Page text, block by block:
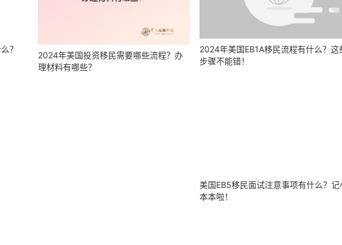
？
2024年美国投资移民需要哪些流程？办
理材料有哪些？
2024年美国EB1A移民流程有什么？这
步骤不能错！
美国EB5移民面试注意事项有什么？记
本本啦！